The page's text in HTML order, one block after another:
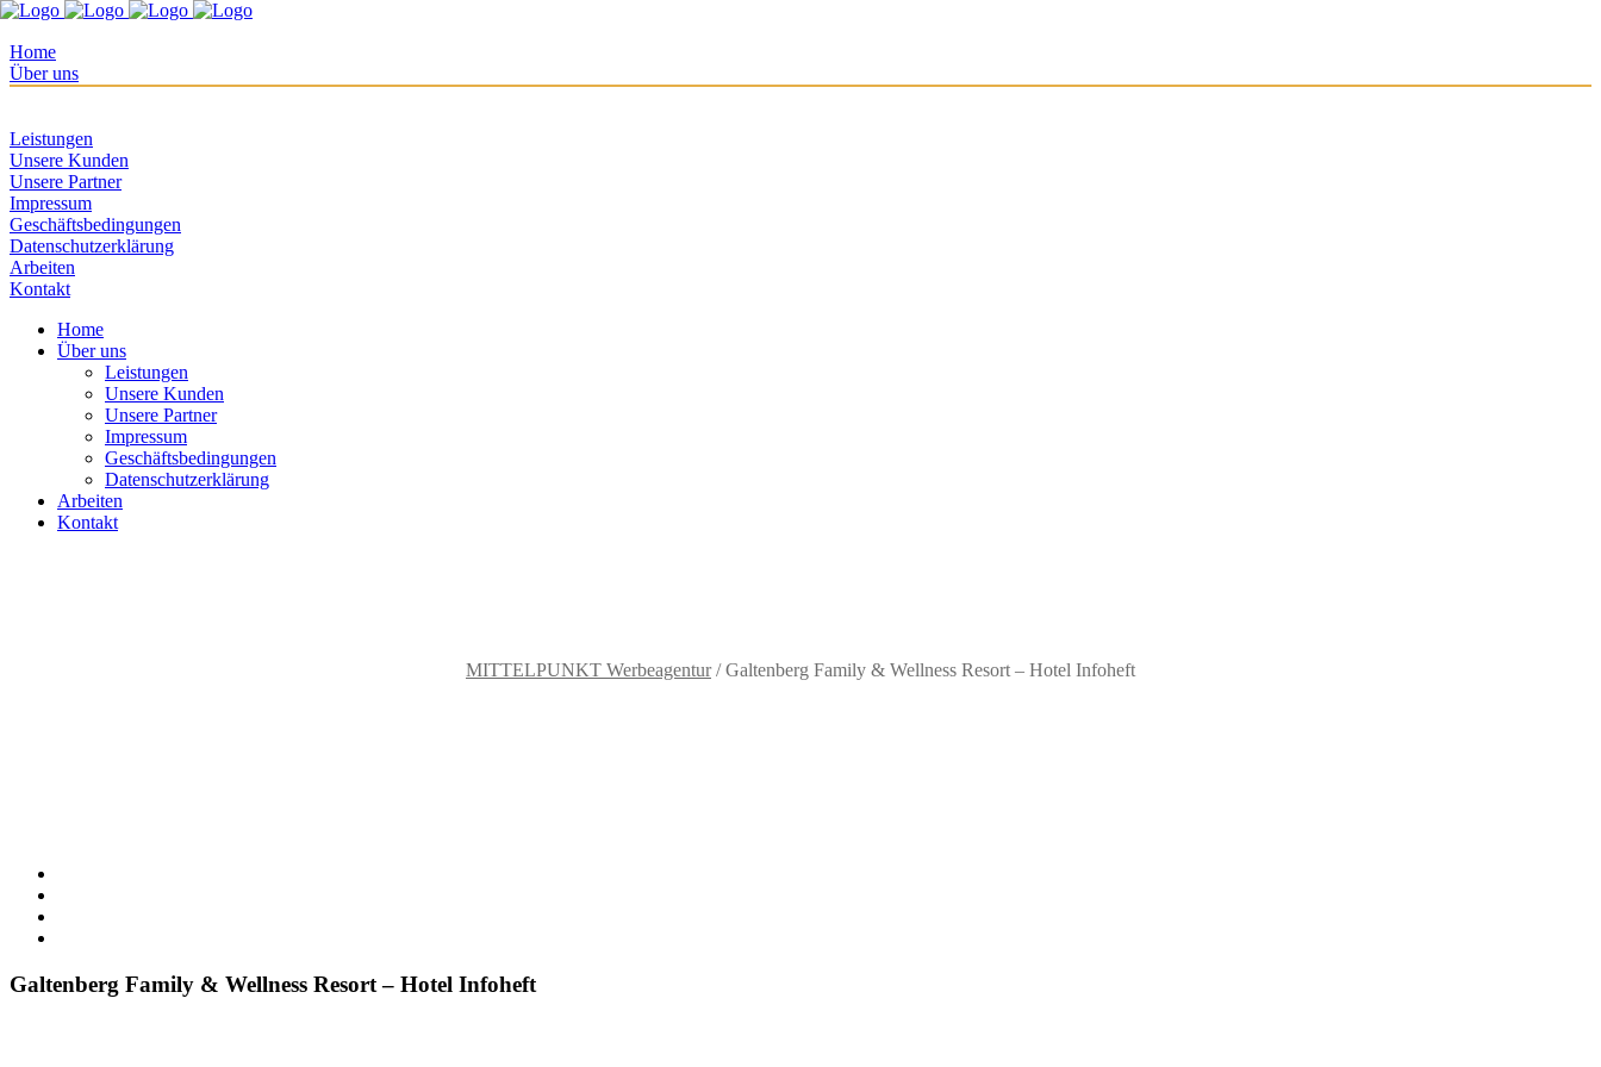
Home
Über uns
Leistungen
Unsere Kunden
Unsere Partner
Impressum
Geschäftsbedingungen
Datenschutzerklärung
Arbeiten
Kontakt
Home
Über uns
Leistungen
Unsere Kunden
Unsere Partner
Impressum
Geschäftsbedingungen
Datenschutzerklärung
Arbeiten
Kontakt
MITTELPUNKT Werbeagentur/Galtenberg Family & Wellness Resort – Hotel Infoheft
Galtenberg Family & Wellness Resort – Hotel Infoheft